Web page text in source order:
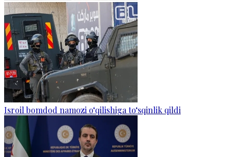
Isroil bomdod namozi o‘qilishiga to‘sqinlik qildi